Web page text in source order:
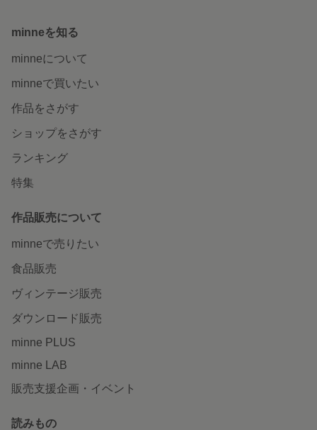
minneを知る
minneについて
minneで買いたい
作品をさがす
ショップをさがす
ランキング
特集
作品販売について
minneで売りたい
食品販売
ヴィンテージ販売
ダウンロード販売
minne PLUS
minne LAB
販売支援企画・イベント
読みもの